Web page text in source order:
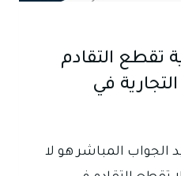
تقطع التقادم
في
الجواب المباشر هو لا